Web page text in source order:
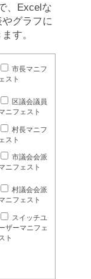
、Excelな
グラフに
す。
市長マニフ
ェスト
区議会議員
ニフェスト
村長マニフ
ェスト
市議会会派
ニフェスト
村議会会派
ニフェスト
スイッチユ
ザーマニフェ
ト